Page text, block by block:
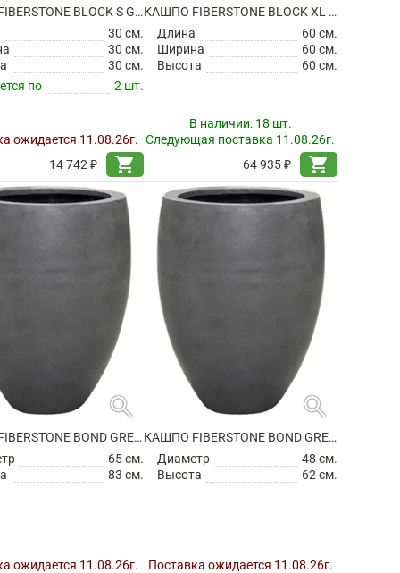
КАШПО FIBERSTONE BLOCK S GREY
30 см.
30 см.
30 см.
по
2 шт.
ожидается 11.08.26г.
14 742 ₽
shopping_cart
КАШПО FIBERSTONE BLOCK XL BLACK
Длина
60 см.
Ширина
60 см.
Высота
60 см.
В наличии: 18 шт.
Следующая поставка 11.08.26г.
64 935 ₽
shopping_cart
search
КАШПО FIBERSTONE BOND GREY L
65 см.
83 см.
ожидается 11.08.26г.
search
КАШПО FIBERSTONE BOND GREY M
Диаметр
48 см.
Высота
62 см.
Поставка ожидается 11.08.26г.